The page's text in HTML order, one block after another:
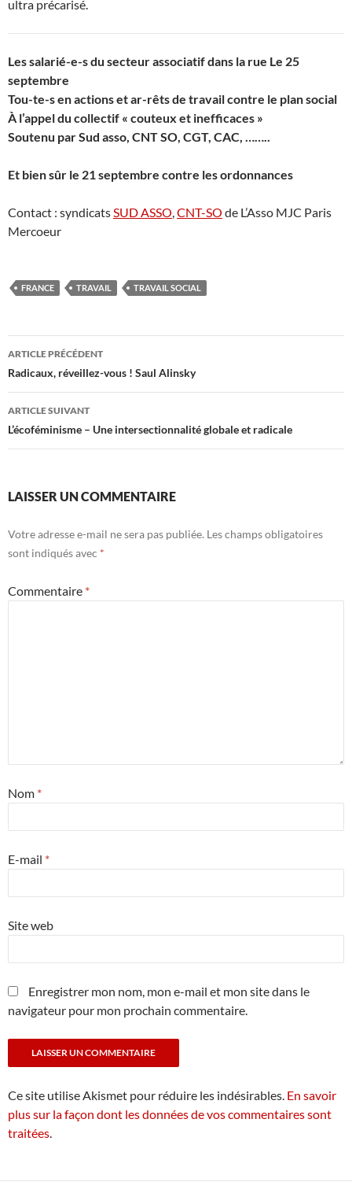
ultra précarisé.
Les salarié-e-s du secteur associatif dans la rue Le 25
septembre
Tou-te-s en actions et ar-rêts de travail contre le plan social
À l’appel du collectif « couteux et inefficaces »
Soutenu par Sud asso, CNT SO, CGT, CAC, ……..
Et bien sûr le 21 septembre contre les ordonnances
Contact : syndicatsSUD ASSO,CNT-SO de L’Asso MJC Paris
Mercoeur
FRANCE TRAVAIL TRAVAIL SOCIAL
Navigation
des
articles
ARTICLE PRÉCÉDENT
Radicaux, réveillez-vous ! Saul Alinsky
ARTICLE SUIVANT
L’écoféminisme – Une intersectionnalité globale et radicale
LAISSER UN COMMENTAIRE
Votre adresse e-mail ne sera pas publiée. Les champs obligatoires
sont indiqués avec *
Commentaire *
Nom *
E-mail *
Site web
Enregistrer mon nom, mon e-mail et mon site dans le
navigateur pour mon prochain commentaire.
Ce site utilise Akismet pour réduire les indésirables. En savoir
plus sur la façon dont les données de vos commentaires sont
traitées.